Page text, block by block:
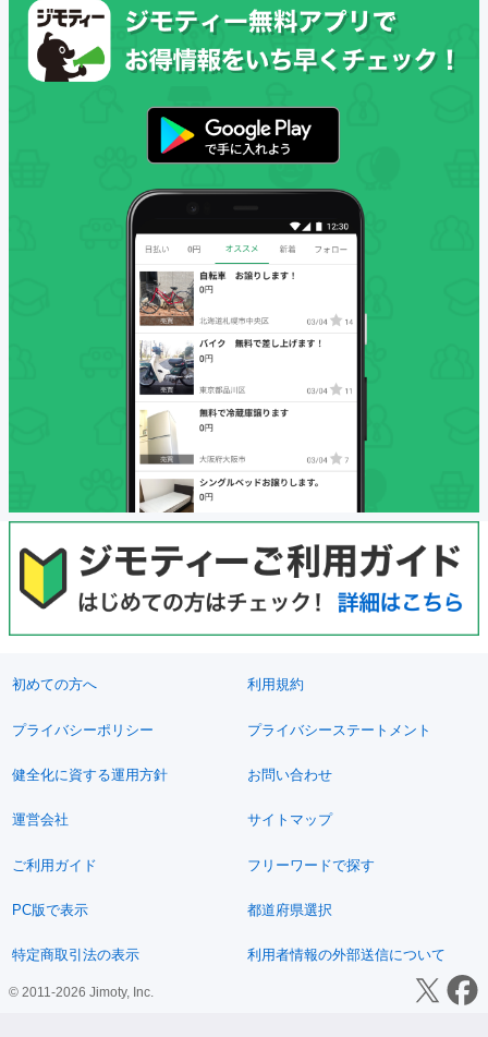
初めての方へ 利用規約
プライバシーポリシー プライバシーステートメント
健全化に資する運用方針 お問い合わせ
運営会社 サイトマップ
ご利用ガイド フリーワードで探す
PC版で表示 都道府県選択
特定商取引法の表示 利用者情報の外部送信について
© 2011-2026 Jimoty, Inc.